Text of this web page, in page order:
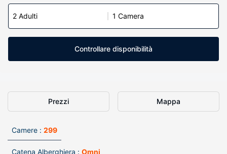
2 Adulti 1 Camera
Controllare disponibilità
Prezzi Mappa
Camere : 299
Catena Alberghiera : Omni